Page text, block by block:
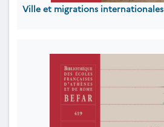
Ville et migrations internationales